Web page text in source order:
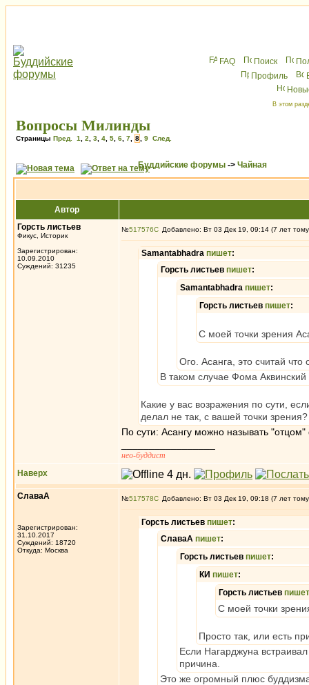
FAQ Поиск
Профиль
В этом
Вопросы Милинды
Страницы Пред. 1 2 3 4 5 6 7 8 9 След.
Буддийские форумы -> Чайная
Автор
Горсть листьев
Фикус, Историк
Зарегистрирован:
10.09.2010
Суждений: 31235
№517576 Добавлено: Вт 03 Дек 19, 09:14 (7 лет
Samantabhadra пишет:
Горсть листьев пишет:
Samantabhadra пишет:
Горсть листьев пишет:
С моей точки зрения
Ого. Асанга, это считай
В таком случае Фома
Какие у вас возражения по сути,
делал не так, с вашей точки зрения?
По сути: Асангу можно называть
нео-буддист
Наверх
СлаваА
Зарегистрирован:
31.10.2017
Суждений: 18720
Откуда: Москва
№517578 Добавлено: Вт 03 Дек 19, 09:18 (7 лет
Горсть листьев пишет:
СлаваА пишет:
Горсть листьев пишет:
КИ пишет:
Горсть листьев пишет
С моей точки
Просто так, или есть
Если Нагарджуна
причина.
Это же огромный плюс